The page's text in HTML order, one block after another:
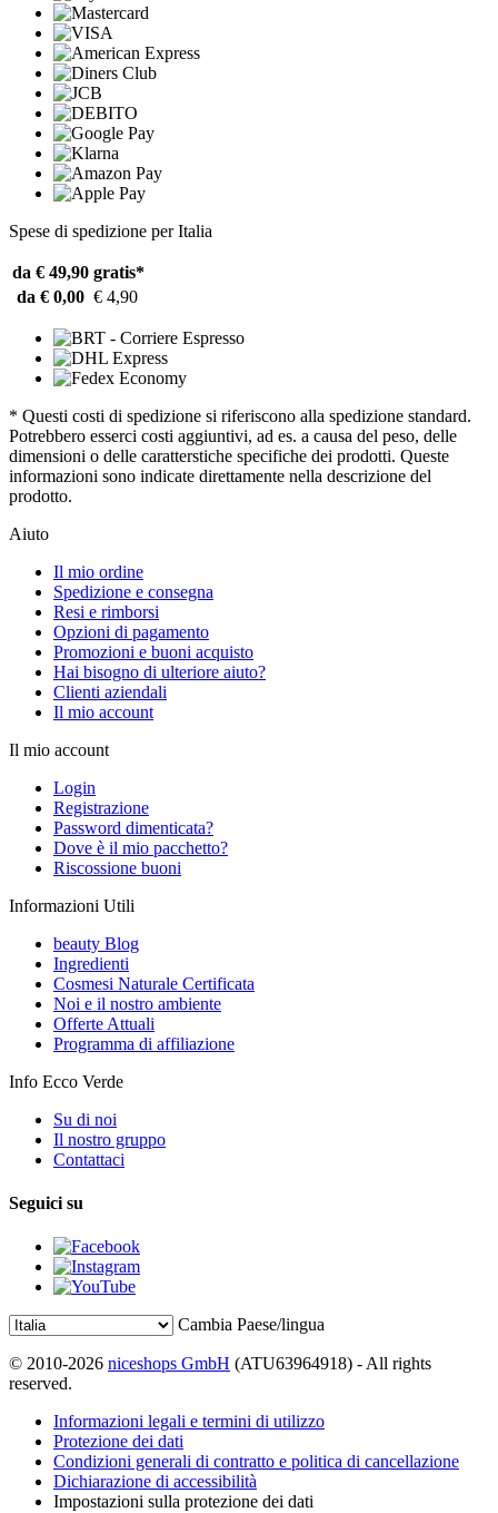
Spese di spedizione per Italia
da € 49,90 gratis*
da € 0,00 € 4,90
* Questi costi di spedizione si riferiscono alla spedizione standard.
Potrebbero esserci costi aggiuntivi, ad es. a causa del peso, delle
dimensioni o delle caratterstiche specifiche dei prodotti. Queste
informazioni sono indicate direttamente nella descrizione del
prodotto.
Aiuto
Il mio ordine
Spedizione e consegna
Resi e rimborsi
Opzioni di pagamento
Promozioni e buoni acquisto
Hai bisogno di ulteriore aiuto?
Clienti aziendali
Il mio account
Il mio account
Login
Registrazione
Password dimenticata?
Dove è il mio pacchetto?
Riscossione buoni
Informazioni Utili
beauty Blog
Ingredienti
Cosmesi Naturale Certificata
Noi e il nostro ambiente
Offerte Attuali
Programma di affiliazione
Info Ecco Verde
Su di noi
Il nostro gruppo
Contattaci
Seguici su
Cambia Paese/lingua
© 2010-2026 niceshops GmbH (ATU63964918) - All rights
reserved.
Informazioni legali e termini di utilizzo
Protezione dei dati
Condizioni generali di contratto e politica di cancellazione
Dichiarazione di accessibilità
Impostazioni sulla protezione dei dati